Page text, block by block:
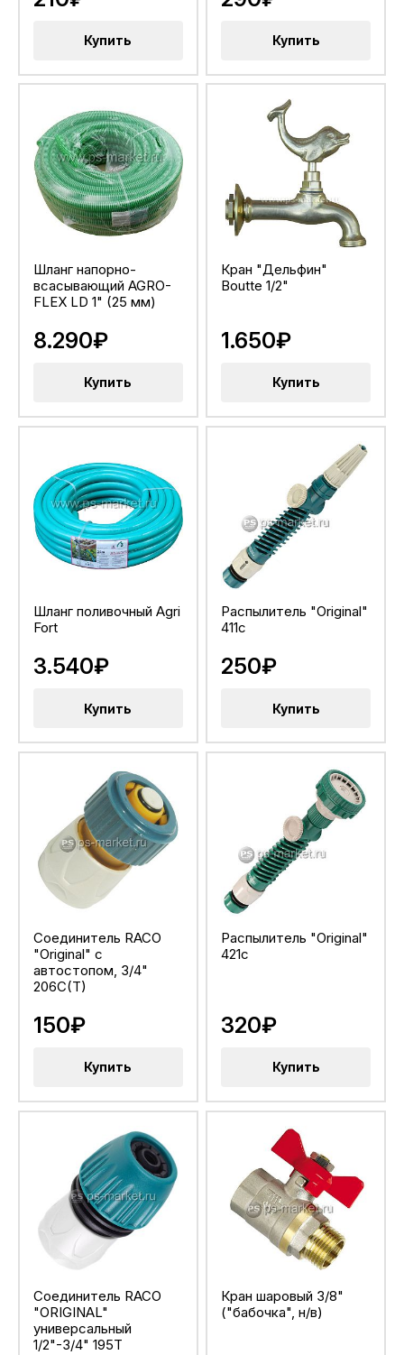
Купить Купить
Шланг напорно-
всасывающий AGRO-
FLEX LD 1" (25 мм)
8.290₽
Купить
Кран "Дельфин"
Boutte 1/2"
1.650₽
Купить
Шланг поливочный Agri
Fort
3.540₽
Купить
Распылитель "Original"
411c
250₽
Купить
Соединитель RACO
"Original" с
автостопом, 3/4"
206C(T)
150₽
Купить
Распылитель "Original"
421c
320₽
Купить
Соединитель RACO
"ORIGINAL"
универсальный
1/2"-3/4" 195T
Кран шаровый 3/8"
("бабочка", н/в)